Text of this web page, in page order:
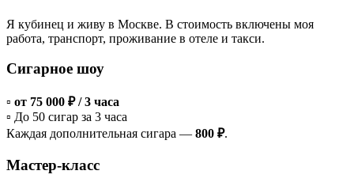
Я кубинец и живу в Москве. В стоимость включены моя
работа, транспорт, проживание в отеле и такси.
Сигарное шоу
▫️ от 75 000 ₽ / 3 часа
▫️ До 50 сигар за 3 часа
Каждая дополнительная сигара — 800 ₽.
Мастер-класс